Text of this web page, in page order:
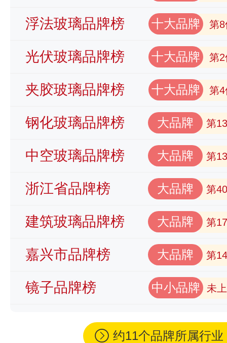
浮法玻璃品牌榜 十大品牌 第8
光伏玻璃品牌榜 十大品牌 第2
夹胶玻璃品牌榜 十大品牌 第4
钢化玻璃品牌榜 大品牌 第
中空玻璃品牌榜 大品牌 第
浙江省品牌榜 大品牌 第
建筑玻璃品牌榜 大品牌 第
嘉兴市品牌榜 大品牌 第
镜子品牌榜 中小品牌 未
约11个品牌所属行